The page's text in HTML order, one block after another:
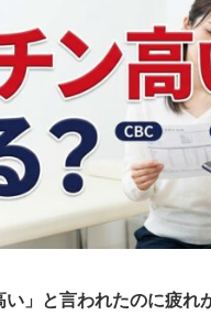
い」と言われたのに疲れ